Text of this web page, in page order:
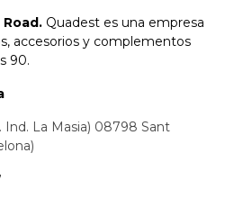
Quadest es una empresa
accesorios y complementos
90.
Ind. La Masia) 08798 Sant